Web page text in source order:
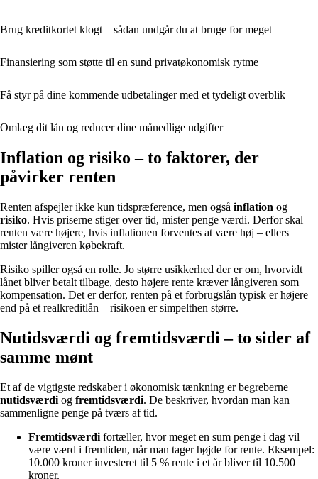
Brug kreditkortet klogt – sådan undgår du at bruge for meget
Finansiering som støtte til en sund privatøkonomisk rytme
Få styr på dine kommende udbetalinger med et tydeligt overblik
Omlæg dit lån og reducer dine månedlige udgifter
Inflation og risiko – to faktorer, der
påvirker renten
Renten afspejler ikke kun tidspræference, men også inflation og
risiko. Hvis priserne stiger over tid, mister penge værdi. Derfor skal
renten være højere, hvis inflationen forventes at være høj – ellers
mister långiveren købekraft.
Risiko spiller også en rolle. Jo større usikkerhed der er om, hvorvidt
lånet bliver betalt tilbage, desto højere rente kræver långiveren som
kompensation. Det er derfor, renten på et forbrugslån typisk er højere
end på et realkreditlån – risikoen er simpelthen større.
Nutidsværdi og fremtidsværdi – to sider af
samme mønt
Et af de vigtigste redskaber i økonomisk tænkning er begreberne
nutidsværdi og fremtidsværdi. De beskriver, hvordan man kan
sammenligne penge på tværs af tid.
Fremtidsværdi fortæller, hvor meget en sum penge i dag vil
være værd i fremtiden, når man tager højde for rente. Eksempel:
10.000 kroner investeret til 5 % rente i et år bliver til 10.500
kroner.